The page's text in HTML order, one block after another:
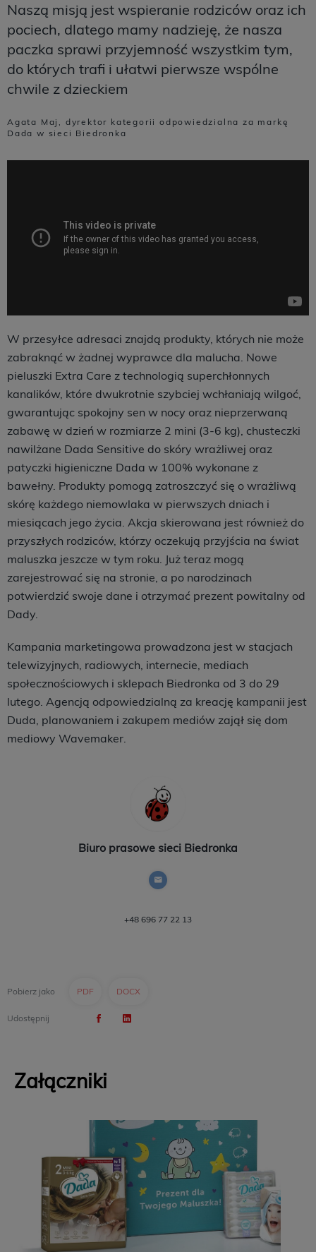
Naszą misją jest wspieranie rodziców oraz ich
pociech, dlatego mamy nadzieję, że nasza
paczka sprawi przyjemność wszystkim tym,
do których trafi i ułatwi pierwsze wspólne
chwile z dzieckiem
Agata Maj, dyrektor kategorii odpowiedzialna za markę
Dada w sieci Biedronka
W przesyłce adresaci znajdą produkty, których nie może
zabraknąć w żadnej wyprawce dla malucha. Nowe
pieluszki Extra Care z technologią superchłonnych
kanalików, które dwukrotnie szybciej wchłaniają wilgoć,
gwarantując spokojny sen w nocy oraz nieprzerwaną
zabawę w dzień w rozmiarze 2 mini (3-6 kg), chusteczki
nawilżane Dada Sensitive do skóry wrażliwej oraz
patyczki higieniczne Dada w 100% wykonane z
bawełny. Produkty pomogą zatroszczyć się o wrażliwą
skórę każdego niemowlaka w pierwszych dniach i
miesiącach jego życia. Akcja skierowana jest również do
przyszłych rodziców, którzy oczekują przyjścia na świat
maluszka jeszcze w tym roku. Już teraz mogą
zarejestrować się na stronie, a po narodzinach
potwierdzić swoje dane i otrzymać prezent powitalny od
Dady.
Kampania marketingowa prowadzona jest w stacjach
telewizyjnych, radiowych, internecie, mediach
społecznościowych i sklepach Biedronka od 3 do 29
lutego. Agencją odpowiedzialną za kreację kampanii jest
Duda, planowaniem i zakupem mediów zajął się dom
mediowy Wavemaker.
Biuro prasowe sieci Biedronka
+48 696 77 22 13
Pobierz jako PDF DOCX
Udostępnij
Załączniki